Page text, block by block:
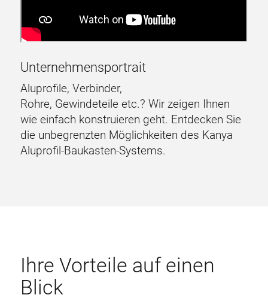
Unternehmensportrait
Aluprofile, Verbinder,
Rohre, Gewindeteile etc.? Wir zeigen Ihnen
wie einfach konstruieren geht. Entdecken Sie
die unbegrenzten Möglichkeiten des Kanya
Aluprofil-Baukasten-Systems.
Ihre Vorteile auf einen
Blick